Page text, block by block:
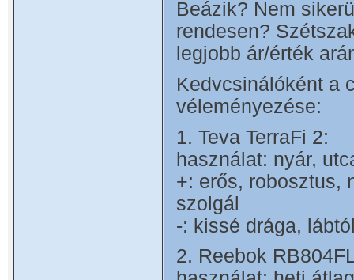
Beázik? Nem
rendesen?
legjobb ár/érték
Kedvcsinálóként a
véleményezése:
1. Teva TerraFi 2:
használat: nyár,
+: erős, robosztus,
szolgál
-: kissé drága,
2. Reebok